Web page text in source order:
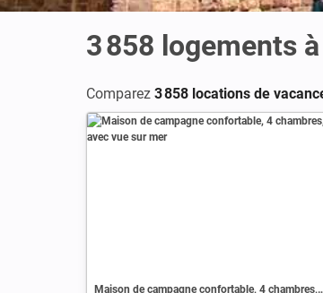
3 858 logements
Comparez 3 858 locations de
Maison de campagne